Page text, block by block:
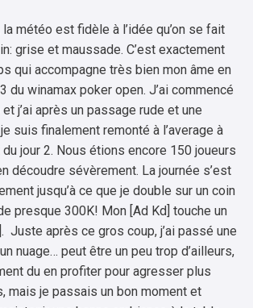
météo est fidèle à l’idée qu’on se fait
grise et maussade. C’est exactement
qui accompagne très bien mon âme en
du winamax poker open. J’ai commencé
j’ai après un passage rude et une
suis finalement remonté à l’average à
jour 2. Nous étions encore 150 joueurs
découdre sévèrement. La journée s’est
jusqu’à ce que je double sur un coin
presque 300K! Mon [Ad Kd] touche un
Juste après ce gros coup, j’ai passé une
nuage… peut être un peu trop d’ailleurs,
du en profiter pour agresser plus
mais je passais un bon moment et